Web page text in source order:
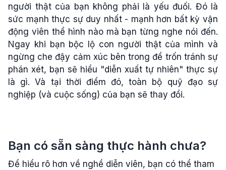
người thật của bạn không phải là yếu đuối. Đó là
sức mạnh thực sự duy nhất - mạnh hơn bất kỳ vận
động viên thể hình nào mà bạn từng nghe nói đến.
Ngay khi bạn bộc lộ con người thật của mình và
ngừng che đậy cảm xúc bên trong để trốn tránh sự
phán xét, bạn sẽ hiểu "diễn xuất tự nhiên" thực sự
là gì. Và tại thời điểm đó, toàn bộ quỹ đạo sự
nghiệp (và cuộc sống) của bạn sẽ thay đổi.
Bạn có sẵn sàng thực hành chưa?
Để hiểu rõ hơn về nghề diễn viên, bạn có thể tham